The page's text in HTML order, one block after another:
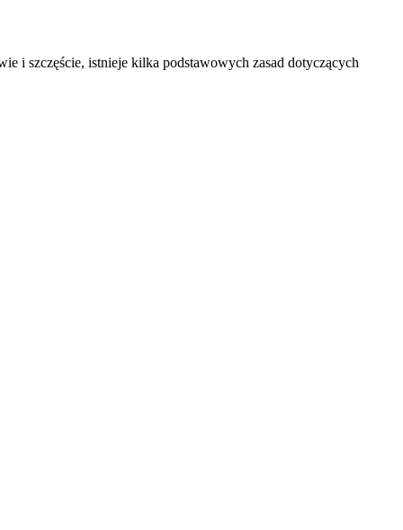
i szczęście, istnieje kilka podstawowych zasad dotyczących